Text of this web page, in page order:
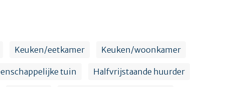
Keuken/eetkamer Keuken/woonkamer
tuin Halfvrijstaande huurder